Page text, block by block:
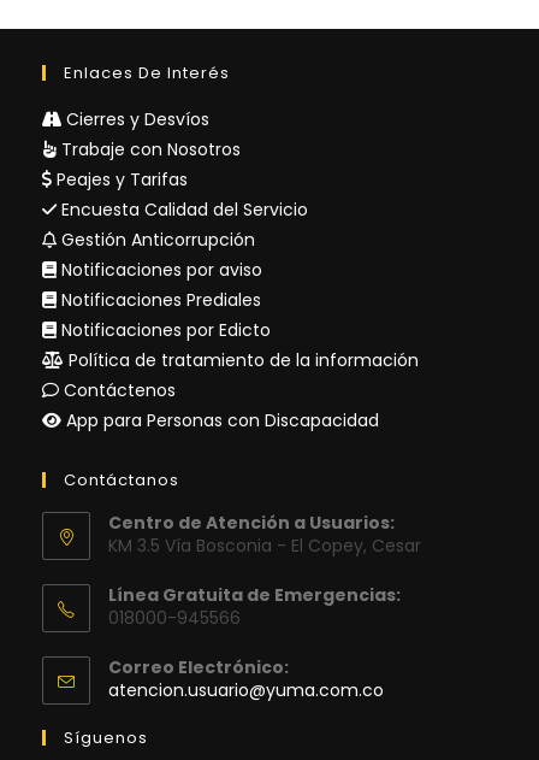
Enlaces De Interés
Cierres y Desvíos
Trabaje con Nosotros
Peajes y Tarifas
Encuesta Calidad del Servicio
Gestión Anticorrupción
Notificaciones por aviso
Notificaciones Prediales
Notificaciones por Edicto
Política de tratamiento de la información
Contáctenos
App para Personas con Discapacidad
Contáctanos
Centro de Atención a Usuarios:
KM 3.5 Vía Bosconia - El Copey, Cesar
Línea Gratuita de Emergencias:
018000-945566
Correo Electrónico:
atencion.usuario@yuma.com.co
Síguenos